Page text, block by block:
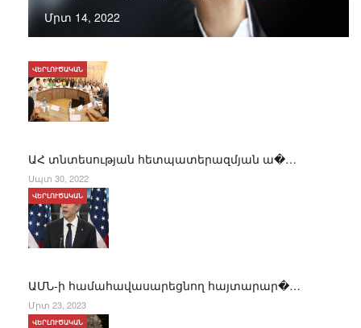
Մրտ 14, 2022
ԱՀ տնտեսության հետպատերազմյան ա�…
ՎԵՐԼՈՒԾԱԿԱՆ
Սպտ 30, 2022
ԱՄՆ-ի համահավասարեցնող հայտարար�…
ՎԵՐԼՈՒԾԱԿԱՆ
Մրտ 23, 2023
ՎԵՐԼՈՒԾԱԿԱՆ